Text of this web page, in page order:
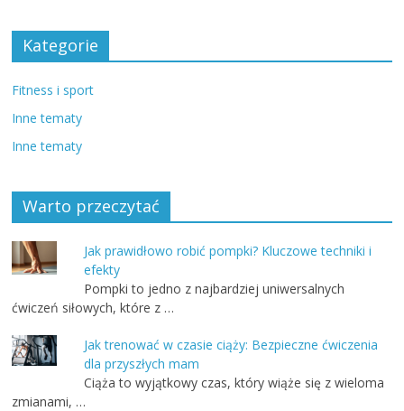
Kategorie
Fitness i sport
Inne tematy
Inne tematy
Warto przeczytać
Jak prawidłowo robić pompki? Kluczowe techniki i
efekty
Pompki to jedno z najbardziej uniwersalnych
ćwiczeń siłowych, które z …
Jak trenować w czasie ciąży: Bezpieczne ćwiczenia
dla przyszłych mam
Ciąża to wyjątkowy czas, który wiąże się z wieloma
zmianami, …